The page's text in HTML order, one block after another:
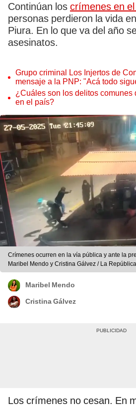
Continúan los crímenes en
personas perdieron la vida
Piura. En lo que va del año
asesinatos.
Grupo criminal Los Injertos de
mensaje a la PNP: "Acá todo
armas tenemos"
¿Cuáles son los delitos comunes
en el país?
Crímenes ocurren en la vía pública y ante la
Maribel Mendo y Cristina Gálvez / La
Maribel Mendo
Cristina Gálvez
Los crímenes no cesan. En